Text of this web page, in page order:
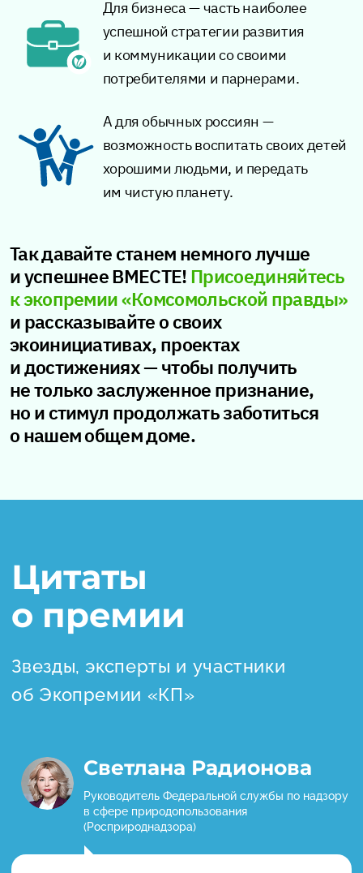
Для бизнеса — часть наиболее
успешной стратегии развития
и коммуникации со своими
потребителями и парнерами.
А для обычных россиян —
возможность воспитать своих детей
хорошими людьми, и передать
им чистую планету.
Так давайте станем немного лучше
и успешнее ВМЕСТЕ! Присоединяйтесь
к экопремии «Комсомольской правды»
и рассказывайте о своих
экоинициативах, проектах
и достижениях — чтобы получить
не только заслуженное признание,
но и стимул продолжать заботиться
о нашем общем доме.
Цитаты
о премии
Звезды, эксперты и участники
об Экопремии «КП»
Светлана Радионова
Руководитель Федеральной службы по надзору
в сфере природопользования
(Росприроднадзора)